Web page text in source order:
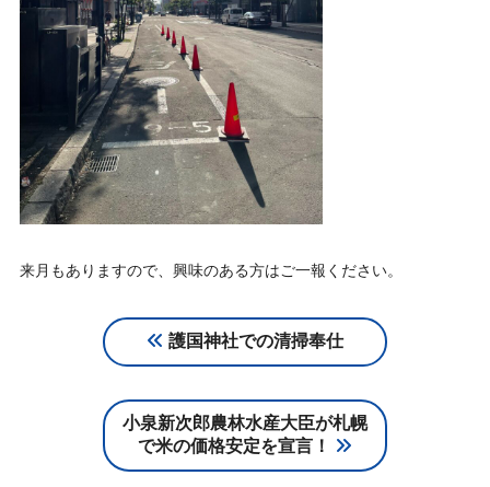
来月もありますので、興味のある方はご一報ください。
護国神社での清掃奉仕
小泉新次郎農林水産大臣が札幌
で米の価格安定を宣言！